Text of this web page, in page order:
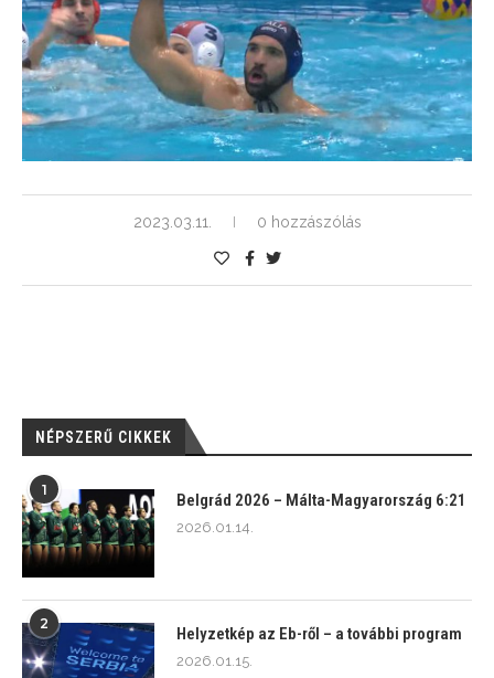
2023.03.11. 0 hozzászólás
NÉPSZERŰ CIKKEK
1
Belgrád 2026 – Málta-Magyarország 6:21
2026.01.14.
2
Helyzetkép az Eb-ről – a további program
2026.01.15.